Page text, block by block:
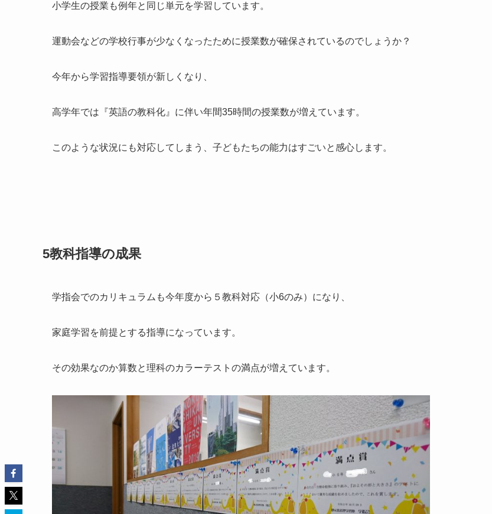
小学生の授業も例年と同じ単元を学習しています。
運動会などの学校行事が少なくなったために授業数が確保されているのでしょうか？
今年から学習指導要領が新しくなり、
高学年では『英語の教科化』に伴い年間35時間の授業数が増えています。
このような状況にも対応してしまう、子どもたちの能力はすごいと感心します。
5教科指導の成果
学指会でのカリキュラムも今年度から５教科対応（小6のみ）になり、
家庭学習を前提とする指導になっています。
その効果なのか算数と理科のカラーテストの満点が増えています。